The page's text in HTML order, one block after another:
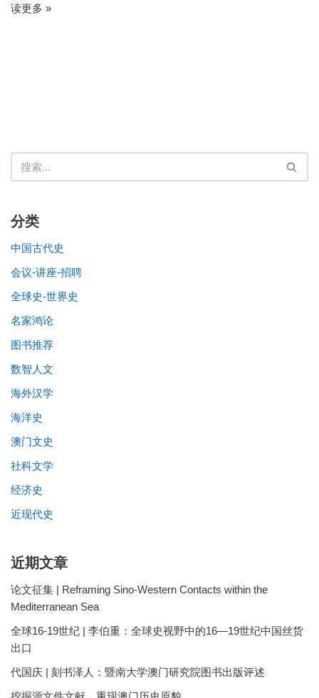
读更多 »
分类
中国古代史
会议-讲座-招聘
全球史-世界史
名家鸿论
图书推荐
数智人文
海外汉学
海洋史
澳门文史
社科文学
经济史
近现代史
近期文章
论文征集 | Reframing Sino-Western Contacts within the
Mediterranean Sea
全球16-19世纪 | 李伯重：全球史视野中的16—19世纪中国丝货
出口
代国庆 | 刻书泽人：暨南大学澳门研究院图书出版评述